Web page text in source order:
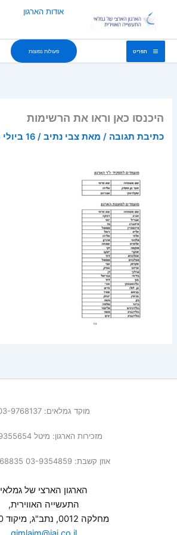
אודות הארגון
תפריט פעולות נפוצות
היכנסו כאן וראו את הרשימות
כתיבת תגובה / מאתצבי נתיב/16 ביולי 2024
מוקד גמלאים: 03-9768137
מזכירות הארגון: מיטל 03-9355654
אוזן קשבת: 03-9354859 03-9768835
הארגון הארצי של גמלאי
התעשייה האווירית,
מחלקה 0012, נתב"ג, מיקוד 70100